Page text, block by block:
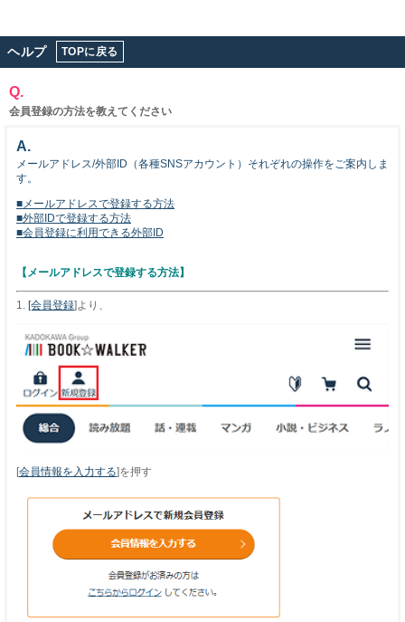
ヘルプ TOPに戻る
Q.
会員登録の方法を教えてください
A.
メールアドレス/外部ID（各種SNSアカウント）それぞれの操作をご案内しま
す。
■メールアドレスで登録する方法
■外部IDで登録する方法
■会員登録に利用できる外部ID
【メールアドレスで登録する方法】
1. [会員登録]より、
[会員情報を入力する]を押す